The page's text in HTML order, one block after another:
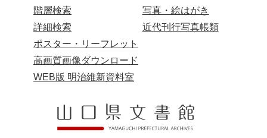
階層検索
詳細検索
写真・絵はがき
近代刊行写真帳類
ポスター・リーフレット
高画質画像ダウンロード
WEB版 明治維新資料室